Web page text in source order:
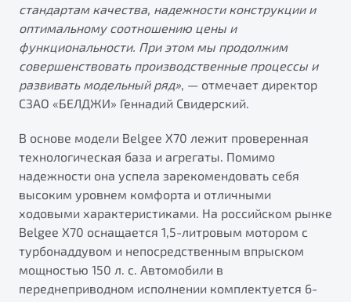
Универсальный кроссовер
Обзор В наличии
Спецпредложения
Запись на сервис
Калькулятор ТО
Клиентская поддержка
стандартам качества, надежности конструкции и
оптимальному соотношению цены и
функциональности. При этом мы продолжим
совершенствовать производственные процессы и
развивать модельный ряд», — отмечает директор
СЗАО «БЕЛДЖИ» Геннадий Свидерский.
В основе модели Belgee X70 лежит проверенная
технологическая база и агрегаты. Помимо
надежности она успела зарекомендовать себя
высоким уровнем комфорта и отличными
ходовыми характеристиками. На российском рынке
Belgee X70 оснащается 1,5-литровым мотором с
турбонаддувом и непосредственным впрыском
мощностью 150 л. с. Автомобили в
переднеприводном исполнении комплектуется 6-